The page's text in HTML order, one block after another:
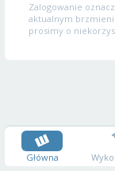
Zalogowanie
aktualnym
prosimy o
Główna